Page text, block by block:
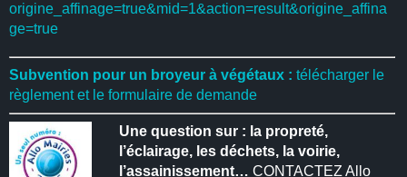
origine_affinage=true&mid=1&action=result&origine_affina
ge=true
Subvention pour un broyeur à végétaux : télécharger le
règlement et le formulaire de demande
Une question sur : la propreté,
l’éclairage, les déchets, la voirie,
l’assainissement… CONTACTEZ Allo